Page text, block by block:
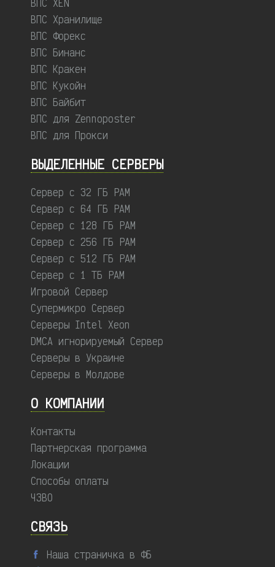
ВПС XEN
ВПС Хранилище
ВПС Форекс
ВПС Бинанс
ВПС Кракен
ВПС Кукойн
ВПС Байбит
ВПС для Zennoposter
ВПС для Прокси
ВЫДЕЛЕННЫЕ CЕРВЕРЫ
Сервер с 32 ГБ РАМ
Сервер с 64 ГБ РАМ
Сервер с 128 ГБ РАМ
Сервер с 256 ГБ РАМ
Сервер с 512 ГБ РАМ
Сервер с 1 ТБ РАМ
Игровой Сервер
Супермикро Сервер
Серверы Intel Xeon
DMCA игнорируемый Сервер
Серверы в Украине
Серверы в Молдове
О КОМПАНИИ
Контакты
Партнерская программа
Локации
Способы оплаты
ЧЗВО
СВЯЗЬ
Наша страничка в ФБ